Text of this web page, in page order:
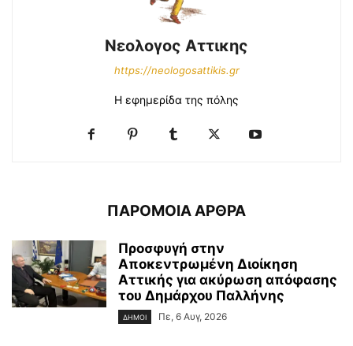
Νεολογος Αττικης
https://neologosattikis.gr
Η εφημερίδα της πόλης
ΠΑΡΟΜΟΙΑ ΑΡΘΡΑ
Προσφυγή στην
Αποκεντρωμένη Διοίκηση
Αττικής για ακύρωση απόφασης
του Δημάρχου Παλλήνης
ΔΗΜΟΙ Πε, 6 Αυγ, 2026